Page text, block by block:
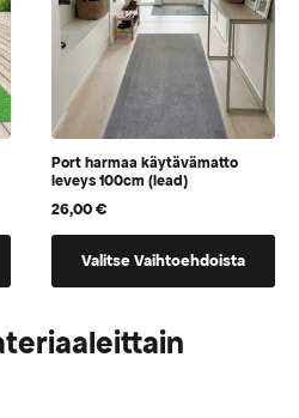
Port harmaa käytävämatto
leveys 100cm (lead)
26,00€
Valitse Vaihtoehdoista
vaihtoehtoja,
jotka